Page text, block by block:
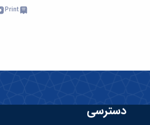
Print
دسترسی